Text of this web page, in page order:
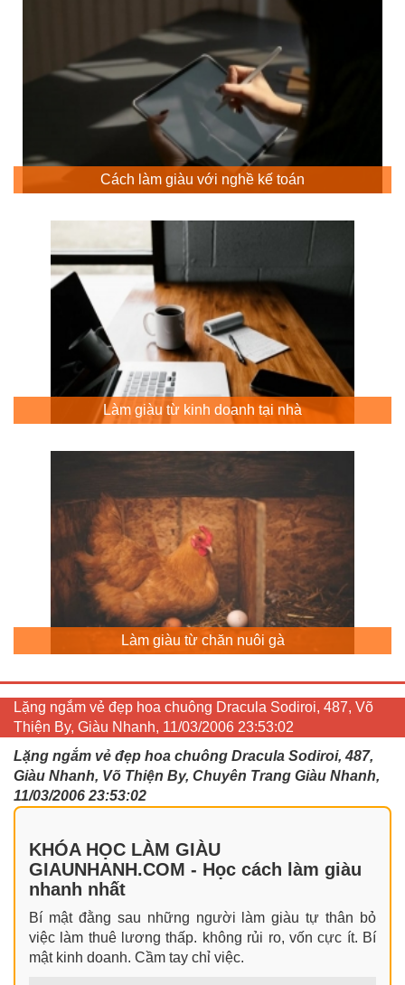
Cách làm giàu với nghề kế toán
Làm giàu từ kinh doanh tại nhà
Làm giàu từ chăn nuôi gà
Lặng ngắm vẻ đẹp hoa chuông Dracula Sodiroi, 487, Võ
Thiện By, Giàu Nhanh, 11/03/2006 23:53:02
Lặng ngắm vẻ đẹp hoa chuông Dracula Sodiroi, 487,
Giàu Nhanh, Võ Thiện By, Chuyên Trang Giàu Nhanh,
11/03/2006 23:53:02
KHÓA HỌC LÀM GIÀU
GIAUNHANH.COM - Học cách làm giàu
nhanh nhất
Bí mật đằng sau những người làm giàu tự thân bỏ
việc làm thuê lương thấp. không rủi ro, vốn cực ít. Bí
mật kinh doanh. Cầm tay chỉ việc.